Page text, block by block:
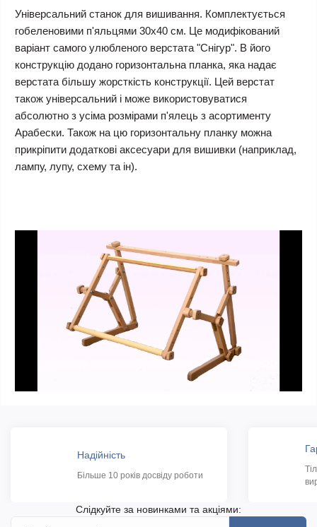
Універсальний станок для вишивання. Комплектується
гобеленовими п'яльцями 30х40 см. Це модифікований
варіант самого улюбленого верстата "Снігур". В його
конструкцію додано горизонтальна планка, яка надає
верстата більшу жорсткість конструкції. Цей верстат
також універсальний і може використовуватися
абсолютно з усіма розмірами п'ялець з асортименту
Арабески. Також на цю горизонтальну планку можна
прикріпити додаткові аксесуари для вишивки (наприклад,
лампу, лупу, схему та ін).
Надійність
Більше 10 років досвіду роботи
Слідкуйте за новинками та акціями: